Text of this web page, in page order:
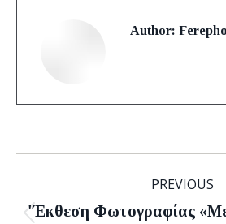
Author:
navigation
PREVIOUS
'Έκθεση Φωτογραφίας